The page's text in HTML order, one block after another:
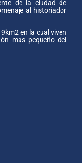
de la ciudad de
al historiador
en la cual viven
más pequeño del